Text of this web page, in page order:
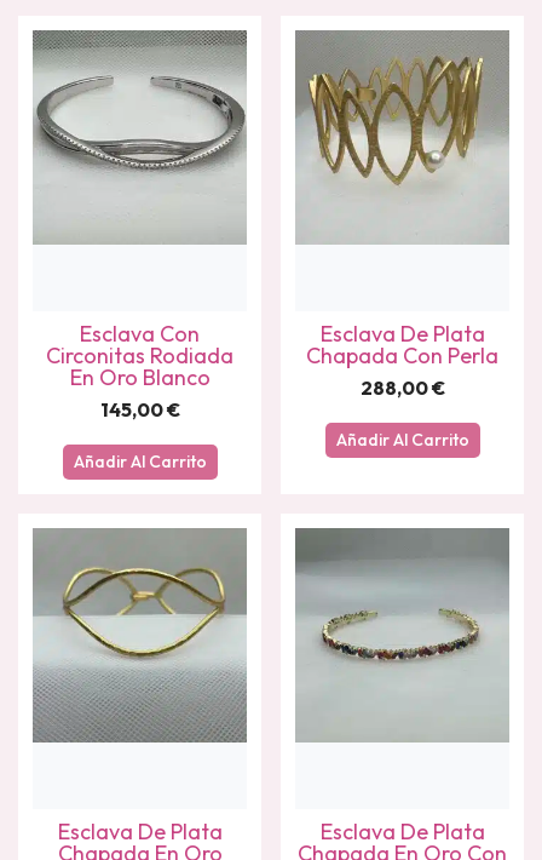
Esclava Con
Circonitas Rodiada
En Oro Blanco
145,00€
Añadir Al Carrito
Esclava De Plata
Chapada Con Perla
288,00€
Añadir Al Carrito
Esclava De Plata
Chapada En Oro
Esclava De Plata
Chapada En Oro Con